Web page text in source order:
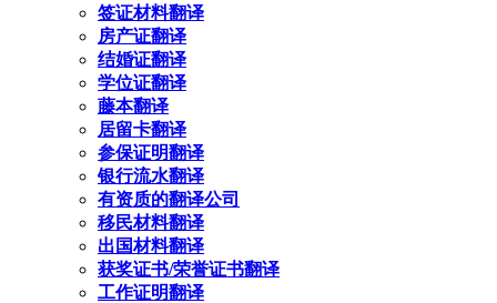
签证材料翻译
房产证翻译
结婚证翻译
学位证翻译
藤本翻译
居留卡翻译
参保证明翻译
银行流水翻译
有资质的翻译公司
移民材料翻译
出国材料翻译
获奖证书/荣誉证书翻译
工作证明翻译